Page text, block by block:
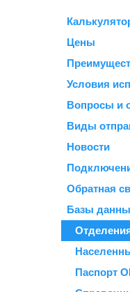
Цены
Условия
Вопросы и
Виды
Новости
Обратная
Базы
Паспорт